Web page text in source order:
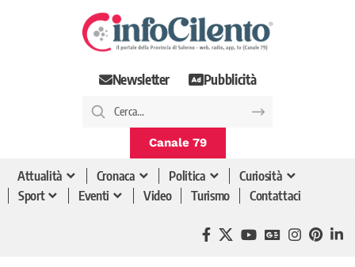
Newsletter Pubblicità
Canale 79
Attualità Cronaca Politica
Curiosità
Sport
Eventi Video Turismo Contattaci